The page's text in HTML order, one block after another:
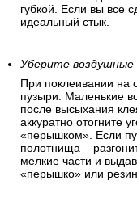
губкой. Если вы все
идеальный стык.
Уберите воздушные
При поклеивании на
пузыри. Маленькие
после высыхания
аккуратно отогните
«перышком». Если
полотнища –
мелкие части и
«перышко» или